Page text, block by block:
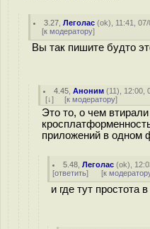
3.27 ,Леголас (ok), 11:41,
[к модератору]
Вы так пишите будто
4.45 ,Аноним (11), 12:00,
[↓] [к модератору]
Это то, о чем
приложений в одном
5.48 ,Леголас (ok),
[ответить] [к
и где тут простота